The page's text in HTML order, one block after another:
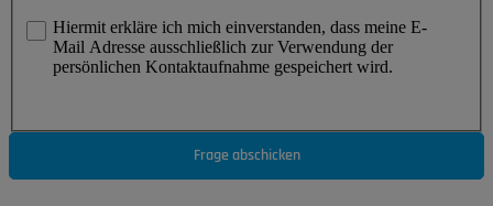
Hiermit erkläre ich mich einverstanden, dass meine E-
Mail Adresse ausschließlich zur Verwendung der
persönlichen Kontaktaufnahme gespeichert wird.
Frage abschicken